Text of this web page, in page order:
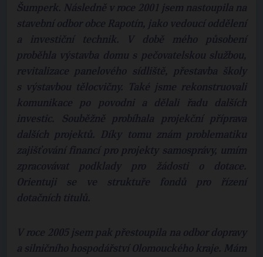
Šumperk. Následně v roce 2001 jsem nastoupila na
stavební odbor obce Rapotín, jako vedoucí oddělení
a investiční technik. V době mého působení
proběhla výstavba domu s pečovatelskou službou,
revitalizace panelového sídliště, přestavba školy
s výstavbou tělocvičny. Také jsme rekonstruovali
komunikace po povodni a dělali řadu dalších
investic. Souběžně probíhala projekční příprava
dalších projektů. Díky tomu znám problematiku
zajišťování financí pro projekty samosprávy, umím
zpracovávat podklady pro žádosti o dotace.
Orientuji se ve struktuře fondů pro řízení
dotačních titulů.
V roce 2005 jsem pak přestoupila na odbor dopravy
a silničního hospodářství Olomouckého kraje. Mám